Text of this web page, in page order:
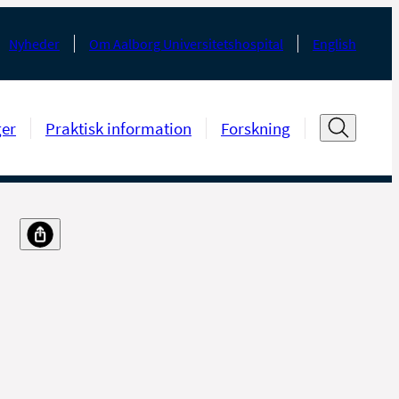
Nyheder Om Aalborg Universitetshospital English
Praktisk information Forskning